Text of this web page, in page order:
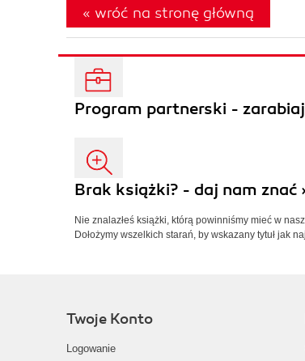
« wróć na stronę główną
Program partnerski -
Brak książki? - daj nam znać
Nie znalazłeś książki, którą powinniśmy mieć w
Dołożymy wszelkich starań, by wskazany tytuł jak
Twoje Konto
Logowanie